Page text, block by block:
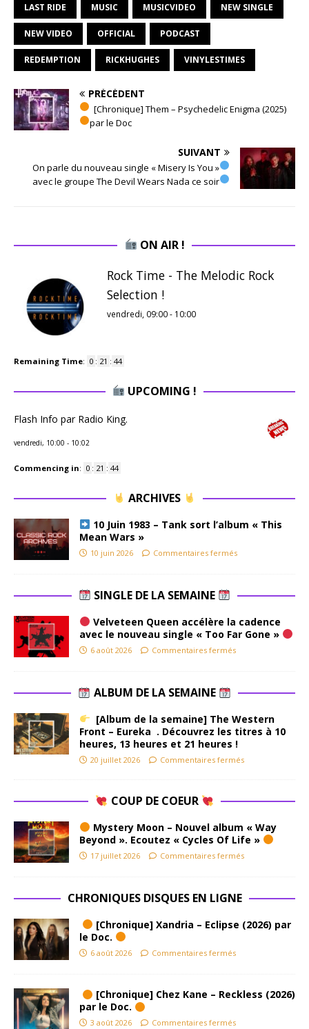
LAST RIDE MUSIC MUSICVIDEO NEW SINGLE
NEW VIDEO OFFICIAL PODCAST
REDEMPTION RICKHUGHES VINYLESTIMES
PRÉCÉDENT
[Chronique] Them – Psychedelic Enigma (2025)
par le Doc
SUIVANT
On parle du nouveau single « Misery Is You »
avec le groupe The Devil Wears Nada ce soir
ON AIR !
Rock Time - The Melodic Rock
Selection !
vendredi, 09:00- 10:00
Remaining Time: 0 : 21 : 43
UPCOMING !
Flash Info par Radio King.
vendredi, 10:00 - 10:02
Commencing in: 0 : 21 : 43
ARCHIVES
10 Juin 1983 – Tank sort l’album « This
Mean Wars »
10 juin 2026 Commentaires fermés
SINGLE DE LA SEMAINE
Velveteen Queen accélère la cadence
avec le nouveau single « Too Far Gone »
6 août 2026 Commentaires fermés
ALBUM DE LA SEMAINE
[Album de la semaine] The Western
Front – Eureka . Découvrez les titres à 10
heures, 13 heures et 21 heures !
20 juillet 2026 Commentaires fermés
COUP DE COEUR
Mystery Moon – Nouvel album « Way
Beyond ». Ecoutez « Cycles Of Life »
17 juillet 2026 Commentaires fermés
CHRONIQUES DISQUES EN LIGNE
[Chronique] Xandria – Eclipse (2026) par
le Doc.
6 août 2026 Commentaires fermés
[Chronique] Chez Kane – Reckless (2026)
par le Doc.
3 août 2026 Commentaires fermés